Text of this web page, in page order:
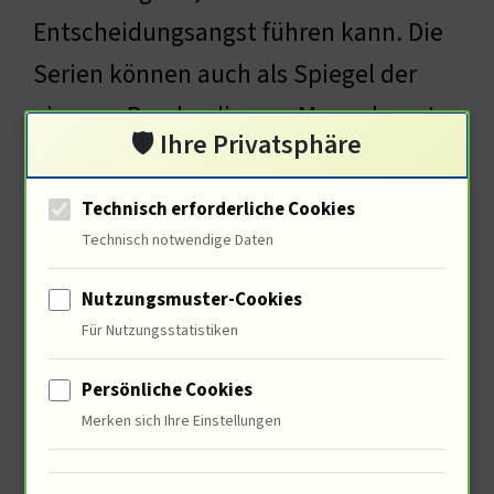
Entscheidungsangst führen kann. Die
Serien können auch als Spiegel der
eigenen Psyche dienen. Man erkennt
sich in Charakteren wieder. Doch führt
diese Identifikation nicht auch zu
einer verzerrten Selbstwahrnehmung?
Ökonomische Aspekte des
Streaming-Marktes
🛡️ Ihre Privatsphäre
Technisch erforderliche Cookies
Technisch notwendige Daten
Nutzungsmuster-Cookies
Für Nutzungsstatistiken
Persönliche Cookies
Merken sich Ihre Einstellungen